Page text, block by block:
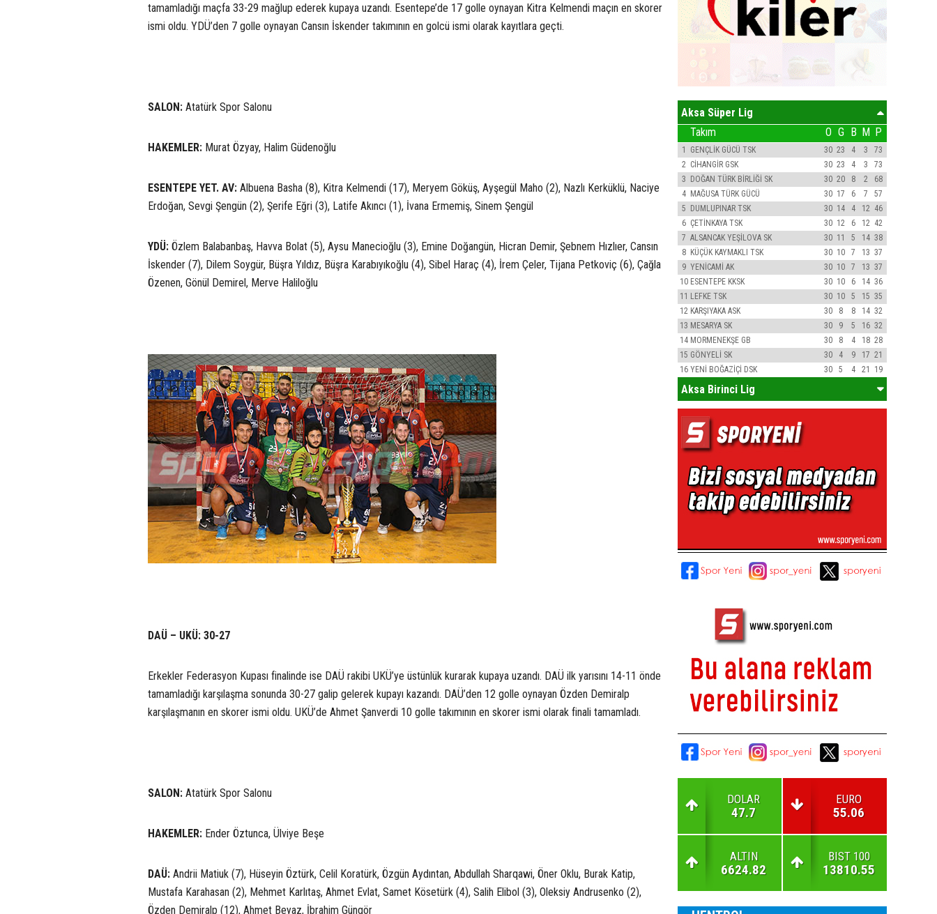
tamamladığı maçfa 33-29 mağlup ederek kupaya uzandı. Esentepe’de 17 golle oynayan Kitra Kelmendi maçın en skorer
ismi oldu. YDÜ’den 7 golle oynayan Cansın İskender takımının en golcü ismi olarak kayıtlara geçti.
SALON: Atatürk Spor Salonu
HAKEMLER: Murat Özyay, Halim Güdenoğlu
ESENTEPE YET. AV: Albuena Basha (8), Kitra Kelmendi (17), Meryem Göküş, Ayşegül Maho (2), Nazlı Kerküklü, Naciye
Erdoğan, Sevgi Şengün (2), Şerife Eğri (3), Latife Akıncı (1), İvana Ermemiş, Sinem Şengül
YDÜ: Özlem Balabanbaş, Havva Bolat (5), Aysu Manecioğlu (3), Emine Doğangün, Hicran Demir, Şebnem Hızlıer, Cansın
İskender (7), Dilem Soygür, Büşra Yıldız, Büşra Karabıyıkoğlu (4), Sibel Haraç (4), İrem Çeler, Tijana Petkoviç (6), Çağla
Özenen, Gönül Demirel, Merve Haliloğlu
DAÜ – UKÜ: 30-27
Erkekler Federasyon Kupası finalinde ise DAÜ rakibi UKÜ’ye üstünlük kurarak kupaya uzandı. DAÜ ilk yarısını 14-11 önde
tamamladığı karşılaşma sonunda 30-27 galip gelerek kupayı kazandı. DAÜ’den 12 golle oynayan Özden Demiralp
karşılaşmanın en skorer ismi oldu. UKÜ’de Ahmet Şanverdi 10 golle takımının en skorer ismi olarak finali tamamladı.
SALON: Atatürk Spor Salonu
HAKEMLER: Ender Öztunca, Ülviye Beşe
DAÜ: Andrii Matiuk (7), Hüseyin Öztürk, Celil Koratürk, Özgün Aydıntan, Abdullah Sharqawi, Öner Oklu, Burak Katip,
Mustafa Karahasan (2), Mehmet Karlıtaş, Ahmet Evlat, Samet Kösetürk (4), Salih Elibol (3), Oleksiy Andrusenko (2),
Özden Demiralp (12), Ahmet Beyaz, İbrahim Güngör
Aksa Süper Lig
Takım O G B M P
1 GENÇLİK GÜCÜ TSK 30 23 4 3
73
2 CİHANGİR GSK 30 23 4 3
73
3 DOĞAN TÜRK BİRLİĞİ SK 30 20 8 2
68
4 MAĞUSA TÜRK GÜCÜ 30 17 6 7
57
5 DUMLUPINAR TSK 30 14 4 12 46
6 ÇETİNKAYA TSK 30 12 6 12 42
7 ALSANCAK YEŞİLOVA SK 30 11 5 14 38
8 KÜÇÜK KAYMAKLI TSK 30 10 7 13 37
9 YENİCAMİ AK 30 10 7 13 37
10 ESENTEPE KKSK 30 10 6 14 36
11 LEFKE TSK 30 10 5 15 35
12 KARŞIYAKA ASK 30 8 8 14 32
13 MESARYA SK 30 9 5 16 32
14 MORMENEKŞE GB 30 8 4 18 28
15 GÖNYELİ SK 30 4 9 17 21
16 YENİ BOĞAZİÇİ DSK 30 5 4 21 19
Aksa Birinci Lig
DOLAR
47.7
EURO
55.06
ALTIN
6624.82
BIST 100
13810.55